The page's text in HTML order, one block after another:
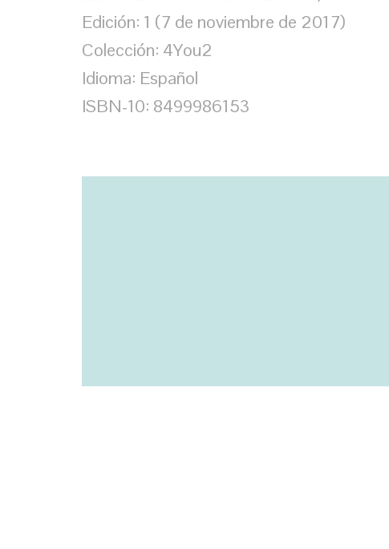
Edición: 1 (7 de noviembre de 2017)
Colección: 4You2
Idioma: Español
ISBN-10: 8499986153